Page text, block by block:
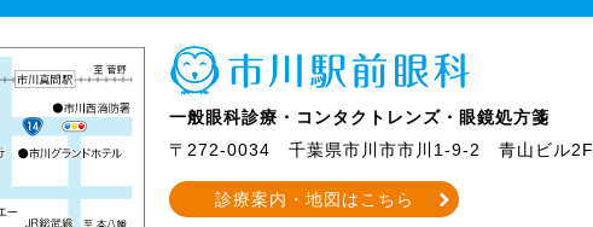
一般眼科診療・コンタクトレンズ・眼鏡処方箋
〒272-0034
千葉県市川市市川1-9-2 青山ビル2F
診療案内・地図はこちら